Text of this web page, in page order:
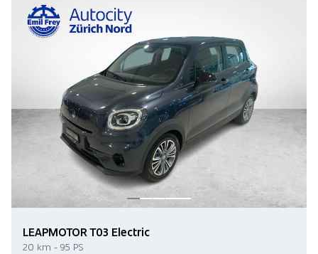
LEAPMOTOR T03 Electric
20 km - 95 PS